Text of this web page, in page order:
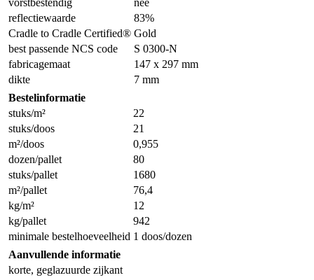
reflectiewaarde
83%
Cradle to Cradle Certified® Gold
best passende NCS code
S 0300-N
fabricagemaat
147 x 297 mm
dikte
7 mm
Bestelinformatie
stuks/m²
22
stuks/doos
21
m²/doos
0,955
dozen/pallet
80
stuks/pallet
1680
m²/pallet
76,4
kg/m²
12
kg/pallet
942
minimale bestelhoeveelheid 1 doos/dozen
Aanvullende informatie
korte, geglazuurde zijkant